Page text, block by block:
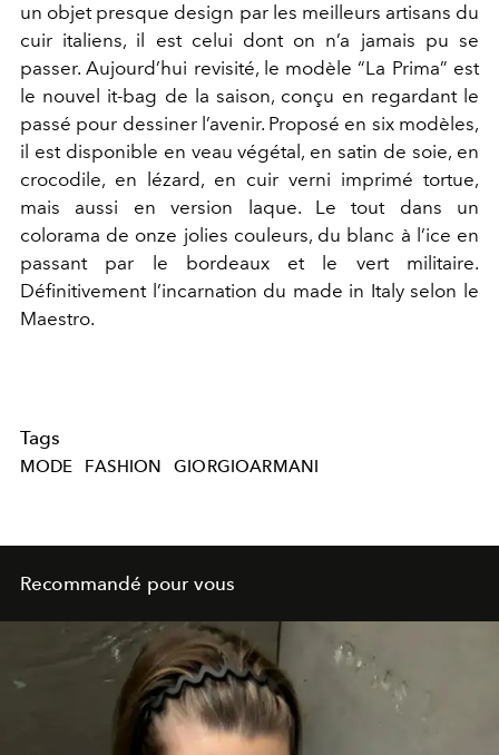
un objet presque design par les meilleurs artisans du
cuir italiens, il est celui dont on n’a jamais pu se
passer. Aujourd’hui revisité, le modèle “La Prima” est
le nouvel it-bag de la saison, conçu en regardant le
passé pour dessiner l’avenir. Proposé en six modèles,
il est disponible en veau végétal, en satin de soie, en
crocodile, en lézard, en cuir verni imprimé tortue,
mais aussi en version laque. Le tout dans un
colorama de onze jolies couleurs, du blanc à l’ice en
passant par le bordeaux et le vert militaire.
Définitivement l’incarnation du made in Italy selon le
Maestro.
Tags
MODE FASHION GIORGIOARMANI
Recommandé pour vous